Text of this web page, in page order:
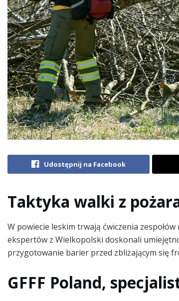
Udostępnij na Facebook
Taktyka walki z
W powiecie leskim trwają ćwiczenia
ekspertów z Wielkopolski doskonali
przygotowanie barier przed zbliżającym się
GFFF Poland,